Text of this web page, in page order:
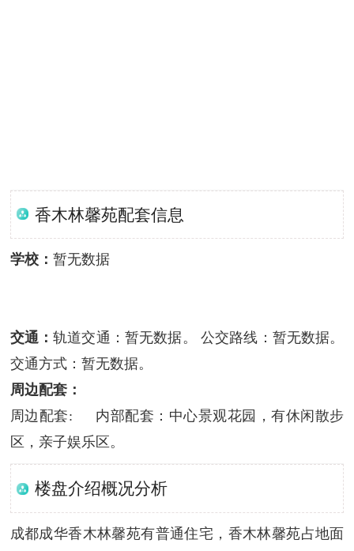
香木林馨苑配套信息
学校： 暂无数据
交通：轨道交通：暂无数据。 公交路线：暂无数据。
交通方式：暂无数据。
周边配套：
周边配套: 内部配套：中心景观花园，有休闲散步
区，亲子娱乐区。
楼盘介绍概况分析
成都成华香木林馨苑有普通住宅，香木林馨苑占地面